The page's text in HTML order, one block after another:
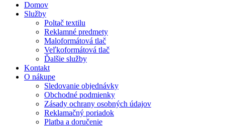
Domov
Služby
Poltač textilu
Reklamné predmety
Maloformátová tlač
Veľkoformátová tlač
Ďalšie služby
Kontakt
O nákupe
Sledovanie objednávky
Obchodné podmienky
Zásady ochrany osobných údajov
Reklamačný poriadok
Platba a doručenie